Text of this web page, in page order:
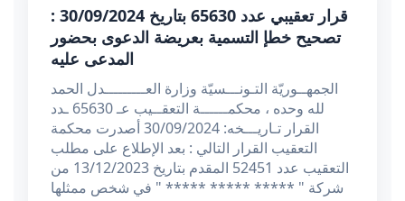
قرار تعقيبي عدد 65630 بتاريخ 30/09/2024 :
تصحيح خطإ التسمية بعريضة الدعوى بحضور
المدعى عليه
الجمهــوريّة التـونـــسيّة وزارة العـــــــــدل الحمد
لله وحده ، محكمــــــة التعقــيب عـ 65630 ـدد
القرار تـاريـــخه: 30/09/2024 أصدرت محكمة
التعقيب القرار التالي : بعد الإطلاع على مطلب
التعقيب عدد 52451 المقدم بتاريخ 13/12/2023 من
شركة " ***** ***** ***** " في شخص ممثلها